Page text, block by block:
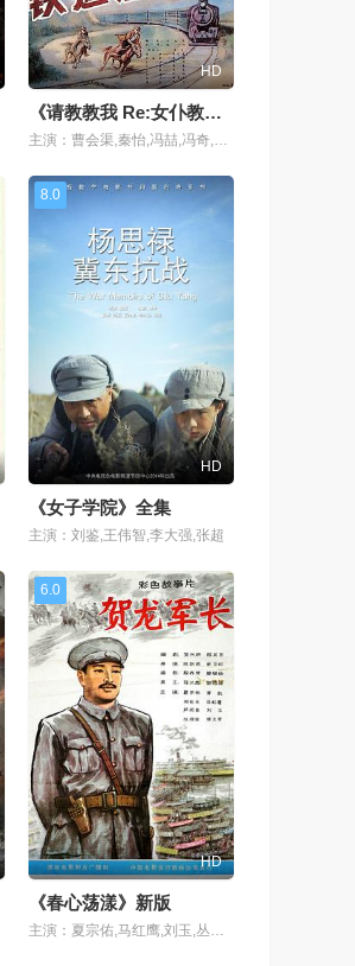
HD
《请教教我 Re:女仆教育》完整版
主演：曹会渠,秦怡,冯喆,冯奇,仲星火,陈述
8.0
HD
《女子学院》全集
主演：刘鉴,王伟智,李大强,张超
6.0
HD
《春心荡漾》新版
主演：夏宗佑,马红鹰,刘玉,丛培信,张勇汉,王志明,周子和,芦问章,李檀,郑伟民,谢万和,姚军,李一兵,黄凯,郑在石,胡庆树,张元方,孟庆方,孙伟